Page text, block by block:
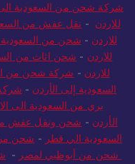
شركة شحن من السعودية الى
للاردن - نقل عفش من
للاردن - شحن من السعودية
للاردن - شحن اثاث من
للاردن - شركة شحن من
السعودية إلى الأردن -
بري من السعودية الى
الأردن - شحن ونقل عفش
السعودية الي قطر - شحن من
شحن من أبوظبي لمصر -